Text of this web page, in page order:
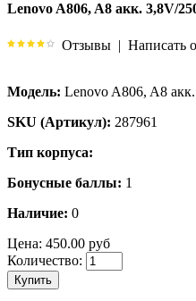
Lenovo A806, A8 акк. 3,8V/
Отзывы | Написать
Модель: Lenovo A806, A8
SKU (Артикул): 287961
Тип корпуса:
Бонусные баллы: 1
Наличие: 0
Цена: 450.00 руб
Количество:
Купить